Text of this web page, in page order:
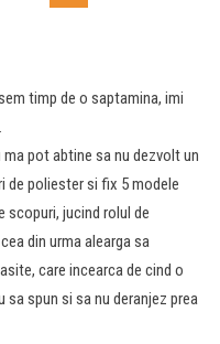
timp de o saptamina, imi
pot abtine sa nu dezvolt un
de poliester si fix 5 modele
scopuri, jucind rolul de
din urma alearga sa
care incearca de cind o
spun si sa nu deranjez prea